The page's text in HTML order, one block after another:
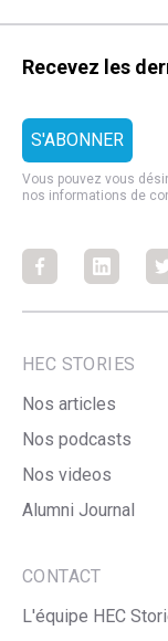
Recevez les
Vous pouvez vous
nos informations de
Facebook
HEC STORIES
Nos articles
Nos podcasts
Nos videos
Alumni Journal
CONTACT
L'équipe HEC